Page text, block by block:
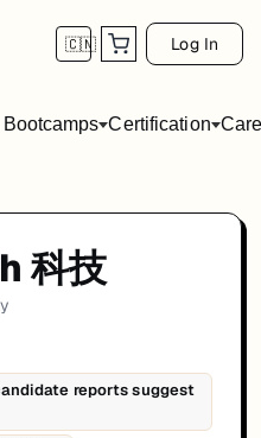
🇨🇳 Log In
Certification
工程师 面试流程
有团队的统一软件工程师面试
共6轮，以下是每轮面试的详细
官方招聘渠道申请。第一关是简
dependent rather than a
科技
reports suggest